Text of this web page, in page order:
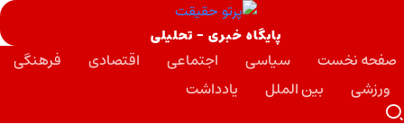
پایگاه خبری - تحلیلی
صفحه نخست سیاسی اجتماعی اقتصادی
فرهنگی
ورزشی
بین الملل یادداشت